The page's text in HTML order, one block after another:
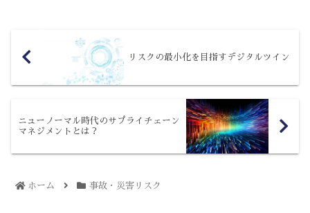
リスクの最小化を目指すデジタルツイン
ニューノーマル時代のサプライチェーン
マネジメントとは？
ホーム 事故・災害リスク